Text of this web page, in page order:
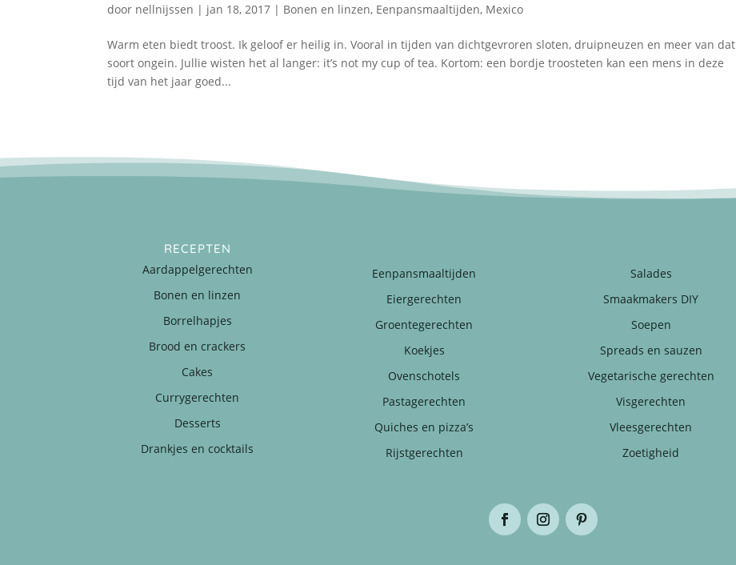
door nellnijssen | jan 18, 2017 | Bonen en linzen, Eenpansmaaltijden, Mexico
Warm eten biedt troost. Ik geloof er heilig in. Vooral in tijden van dichtgevroren sloten, druipneuzen en meer van dat
soort ongein. Jullie wisten het al langer: it’s not my cup of tea. Kortom: een bordje troosteten kan een mens in deze
tijd van het jaar goed...
RECEPTEN
Aardappelgerechten
Bonen en linzen
Borrelhapjes
Brood en crackers
Cakes
Currygerechten
Desserts
Drankjes en cocktails
Eenpansmaaltijden
Eiergerechten
Groentegerechten
Koekjes
Ovenschotels
Pastagerechten
Quiches en pizza’s
Rijstgerechten
Salades
Smaakmakers DIY
Soepen
Spreads en sauzen
Vegetarische gerechten
Visgerechten
Vleesgerechten
Zoetigheid